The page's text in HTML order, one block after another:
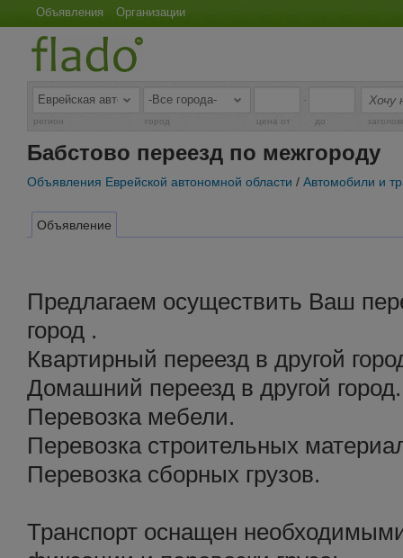
Объявления Организации
-
регион город цена от до
Бабстово переезд по межгороду
Объявления Еврейской автономной области / Автомобили и
Объявление
Предлагаем осуществить Ваш
город .
Квартирный переезд в другой
Домашний переезд в другой город.
Перевозка мебели.
Перевозка строительных
Перевозка сборных грузов.
Транспорт оснащен